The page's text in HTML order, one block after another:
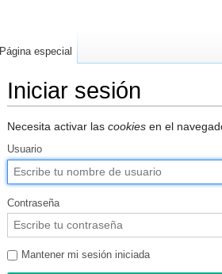
Iniciar sesión
Necesita activar las cookies en el
Usuario
Contraseña
Mantener mi sesión iniciada
Página especial